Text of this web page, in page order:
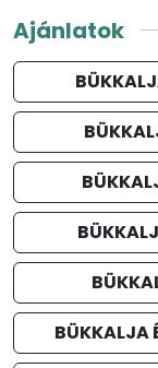
Ajánlatok
BÜKKALJA